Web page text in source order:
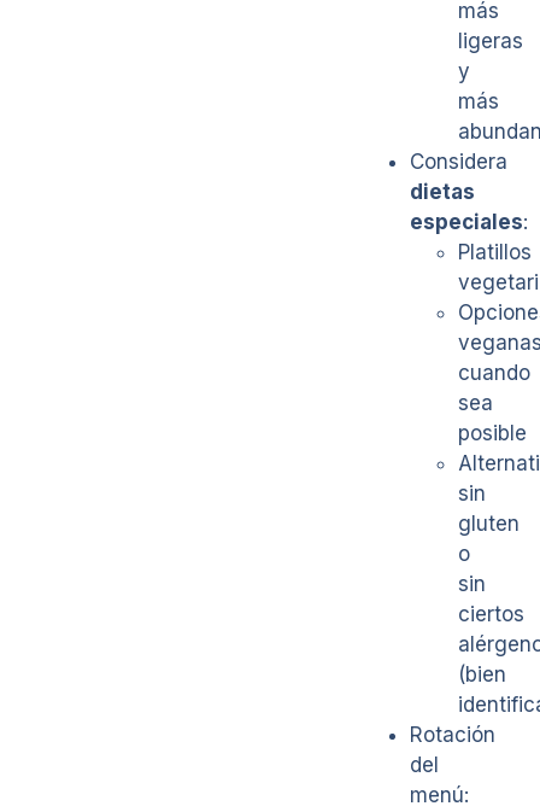
más
ligeras
y
más
Considera
dietas
especiales:
Platillos
cuando
sea
posible
sin
gluten
o
sin
ciertos
(bien
Rotación
del
menú: